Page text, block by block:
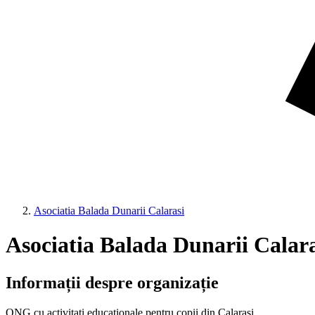
Asociatia Balada Dunarii Calarasi
Asociatia Balada Dunarii
Informații despre organizație
ONG cu activitati educationale pentru copii din Calarasi